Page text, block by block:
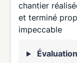
chantier
et terminé
impeccable